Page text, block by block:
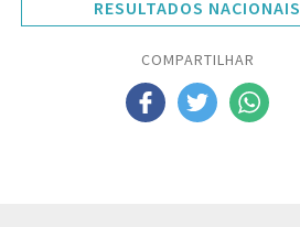
RESULTADOS NACIONAIS
COMPARTILHAR